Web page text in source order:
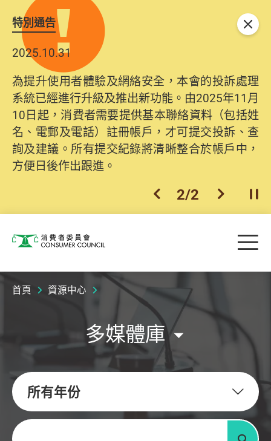
特別通告
2025.10.31
為提升使用者體驗及網絡安全，本會的投訴處理
系統已經進行升級及推出新功能。由2025年11月
10日起，消費者需要提供基本聯絡資料（包括姓
名、電郵及電話）註冊帳戶，才可提交投訴、查
詢及建議。所有提交紀錄將清晰整合於帳戶中，
方便日後作出跟進。
上一個
2/2 下一個開
關閉
消費者委員會 目
首頁 資源中心
多媒體庫
所有年份
關鍵字